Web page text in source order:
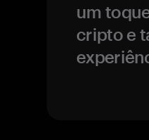
um
cripto e